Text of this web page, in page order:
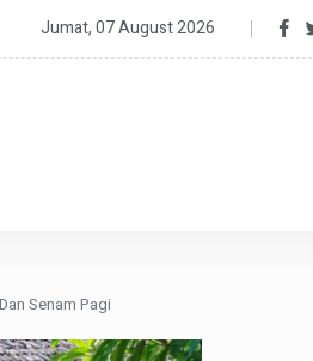
Terdampak Kekeringan, Kapolri
Jumat, 07 August 2026
Senam Pagi